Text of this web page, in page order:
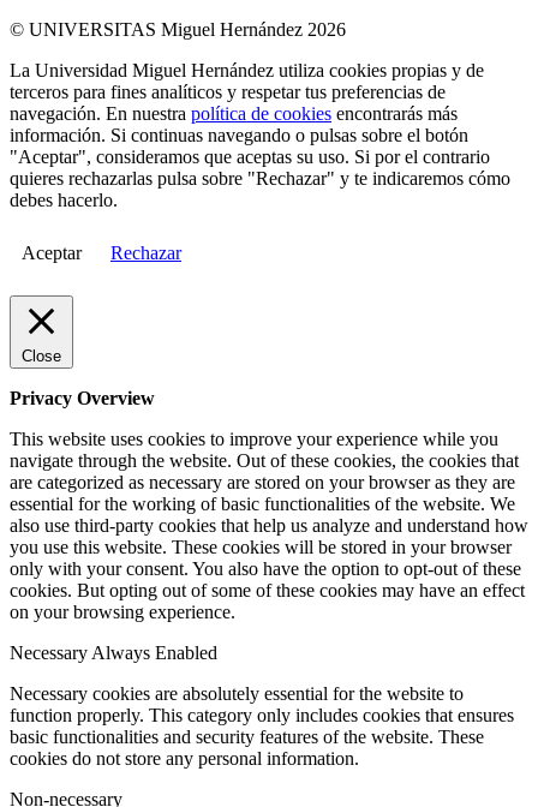
© UNIVERSITAS Miguel Hernández 2026
La Universidad Miguel Hernández utiliza cookies propias y de
terceros para fines analíticos y respetar tus preferencias de
navegación. En nuestra política de cookies encontrarás más
información. Si continuas navegando o pulsas sobre el botón
"Aceptar", consideramos que aceptas su uso. Si por el contrario
quieres rechazarlas pulsa sobre "Rechazar" y te indicaremos cómo
debes hacerlo.
Aceptar Rechazar
Close
Privacy Overview
This website uses cookies to improve your experience while you
navigate through the website. Out of these cookies, the cookies that
are categorized as necessary are stored on your browser as they are
essential for the working of basic functionalities of the website. We
also use third-party cookies that help us analyze and understand how
you use this website. These cookies will be stored in your browser
only with your consent. You also have the option to opt-out of these
cookies. But opting out of some of these cookies may have an effect
on your browsing experience.
Necessary Always Enabled
Necessary cookies are absolutely essential for the website to
function properly. This category only includes cookies that ensures
basic functionalities and security features of the website. These
cookies do not store any personal information.
Non-necessary